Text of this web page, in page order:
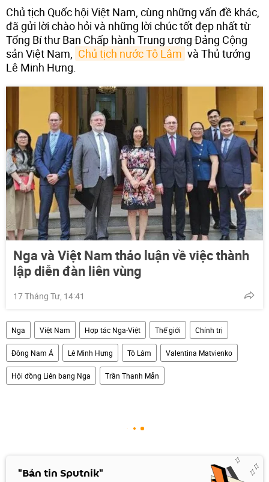
Chủ tịch Quốc hội Việt Nam, cùng những vấn đề khác,
đã gửi lời chào hỏi và những lời chúc tốt đẹp nhất từ
Tổng Bí thư Ban Chấp hành Trung ương Đảng Cộng
sản Việt Nam, Chủ tịch nước Tô Lâm và Thủ tướng
Lê Minh Hưng.
Nga và Việt Nam thảo luận về việc thành
lập diễn đàn liên vùng
17 Tháng Tư, 14:41
Nga Việt Nam Hợp tác Nga-Việt Thế giới Chính trị
Đông Nam Á Lê Minh Hưng Tô Lâm Valentina Matvienko
Hội đồng Liên bang Nga Trần Thanh Mẫn
"Bản tin Sputnik"